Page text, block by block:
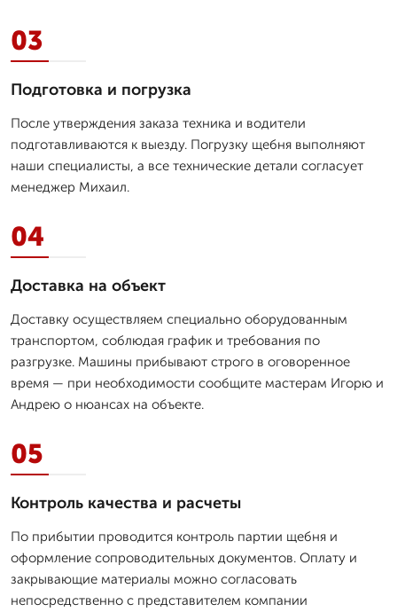
03
Подготовка и погрузка
После утверждения заказа техника и водители
подготавливаются к выезду. Погрузку щебня выполняют
наши специалисты, а все технические детали согласует
менеджер Михаил.
04
Доставка на объект
Доставку осуществляем специально оборудованным
транспортом, соблюдая график и требования по
разгрузке. Машины прибывают строго в оговоренное
время — при необходимости сообщите мастерам Игорю и
Андрею о нюансах на объекте.
05
Контроль качества и расчеты
По прибытии проводится контроль партии щебня и
оформление сопроводительных документов. Оплату и
закрывающие материалы можно согласовать
непосредственно с представителем компании